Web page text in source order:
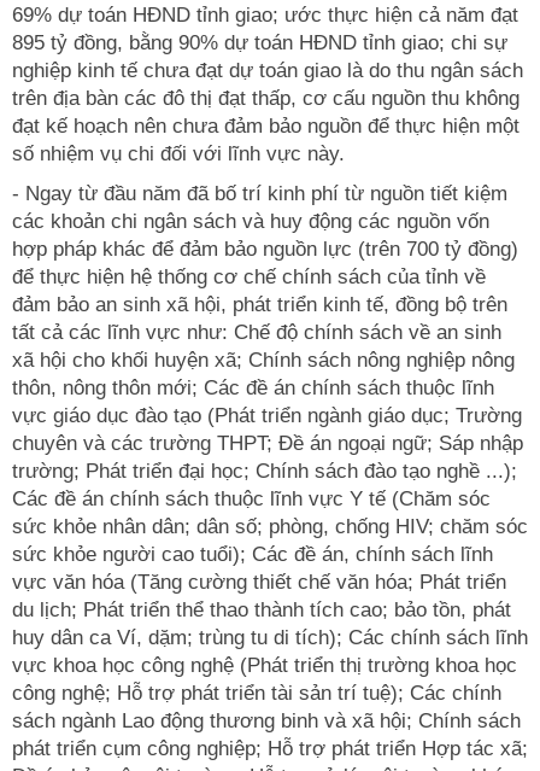
69% dự toán HĐND tỉnh giao; ước thực hiện cả năm đạt
895 tỷ đồng, bằng 90% dự toán HĐND tỉnh giao; chi sự
nghiệp kinh tế chưa đạt dự toán giao là do thu ngân sách
trên địa bàn các đô thị đạt thấp, cơ cấu nguồn thu không
đạt kế hoạch nên chưa đảm bảo nguồn để thực hiện một
số nhiệm vụ chi đối với lĩnh vực này.
- Ngay từ đầu năm đã bố trí kinh phí từ nguồn tiết kiệm
các khoản chi ngân sách và huy động các nguồn vốn
hợp pháp khác để đảm bảo nguồn lực (trên 700 tỷ đồng)
để thực hiện hệ thống cơ chế chính sách của tỉnh về
đảm bảo an sinh xã hội, phát triển kinh tế, đồng bộ trên
tất cả các lĩnh vực như: Chế độ chính sách về an sinh
xã hội cho khối huyện xã; Chính sách nông nghiệp nông
thôn, nông thôn mới; Các đề án chính sách thuộc lĩnh
vực giáo dục đào tạo (Phát triển ngành giáo dục; Trường
chuyên và các trường THPT; Đề án ngoại ngữ; Sáp nhập
trường; Phát triển đại học; Chính sách đào tạo nghề ...);
Các đề án chính sách thuộc lĩnh vực Y tế (Chăm sóc
sức khỏe nhân dân; dân số; phòng, chống HIV; chăm sóc
sức khỏe người cao tuổi); Các đề án, chính sách lĩnh
vực văn hóa (Tăng cường thiết chế văn hóa; Phát triển
du lịch; Phát triển thể thao thành tích cao; bảo tồn, phát
huy dân ca Ví, dặm; trùng tu di tích); Các chính sách lĩnh
vực khoa học công nghệ (Phát triển thị trường khoa học
công nghệ; Hỗ trợ phát triển tài sản trí tuệ); Các chính
sách ngành Lao động thương binh và xã hội; Chính sách
phát triển cụm công nghiệp; Hỗ trợ phát triển Hợp tác xã;